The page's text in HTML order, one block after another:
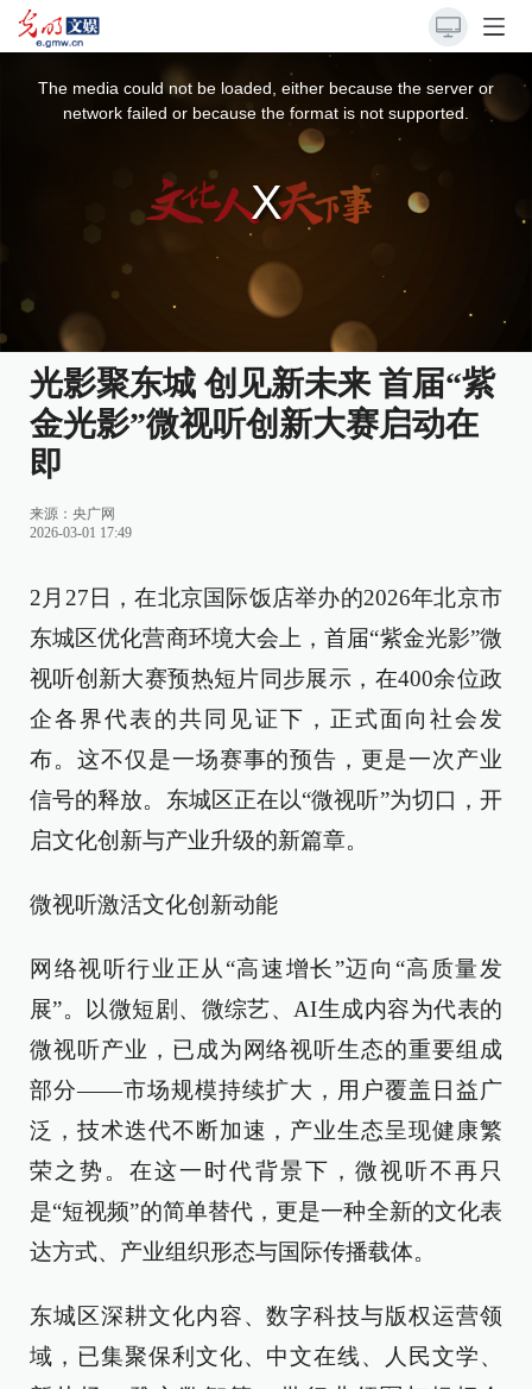
The media could not be loaded, either because the server or
network failed or because the format is not supported.
光影聚东城 创见新未来 首届“紫
金光影”微视听创新大赛启动在
即
来源： 央广网
2026-03-01 17:49
2月27日，在北京国际饭店举办的2026年北京市
东城区优化营商环境大会上，首届“紫金光影”微
视听创新大赛预热短片同步展示，在400余位政
企各界代表的共同见证下，正式面向社会发
布。这不仅是一场赛事的预告，更是一次产业
信号的释放。东城区正在以“微视听”为切口，开
启文化创新与产业升级的新篇章。
微视听激活文化创新动能
网络视听行业正从“高速增长”迈向“高质量发
展”。以微短剧、微综艺、AI生成内容为代表的
微视听产业，已成为网络视听生态的重要组成
部分——市场规模持续扩大，用户覆盖日益广
泛，技术迭代不断加速，产业生态呈现健康繁
荣之势。在这一时代背景下，微视听不再只
是“短视频”的简单替代，更是一种全新的文化表
达方式、产业组织形态与国际传播载体。
东城区深耕文化内容、数字科技与版权运营领
域，已集聚保利文化、中文在线、人民文学、